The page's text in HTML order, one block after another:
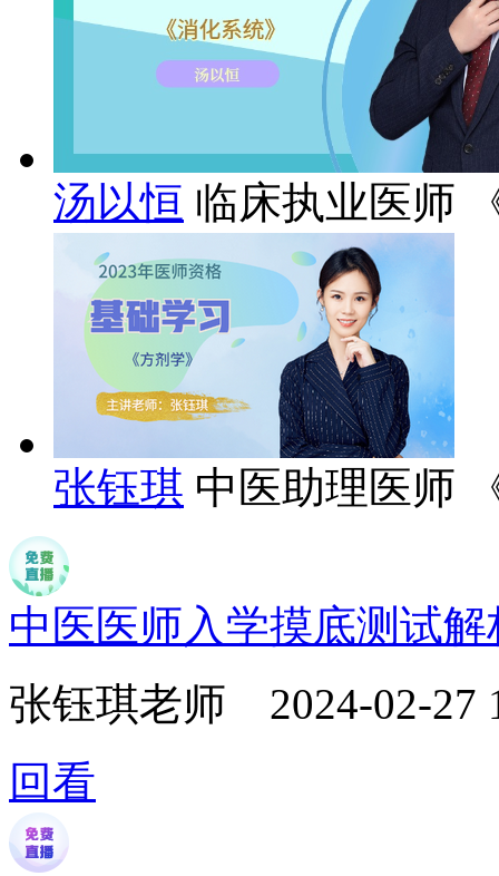
汤以恒 临床执业医师
张钰琪 中医助理医师
中医医师入学摸底测试解
张钰琪老师 2024-02-27
回看